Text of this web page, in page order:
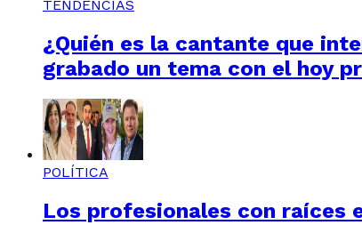
TENDENCIAS
¿Quién es la cantante que
grabado un tema con el hoy
POLÍTICA
Los profesionales con raíces